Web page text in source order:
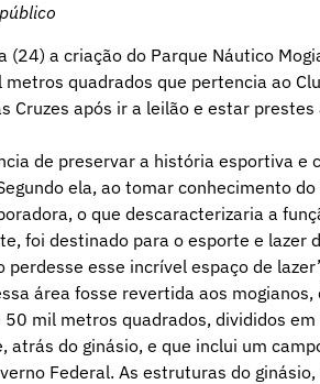
a criação do Parque Náutico
quadrados que pertencia ao
Cruzes após ir a leilão e estar
de preservar a história esportiva e
ela, ao tomar conhecimento
o que descaracterizaria a
foi destinado para o esporte e lazer
esse incrível espaço de
área fosse revertida aos mogianos,
mil metros quadrados, divididos
do ginásio, e que inclui um
Federal. As estruturas do